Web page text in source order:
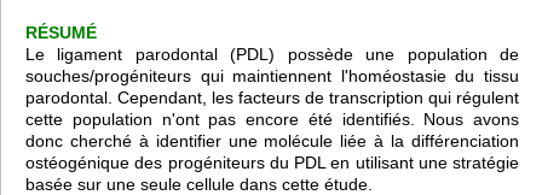
RÉSUMÉ
Le ligament parodontal (PDL) possède une population de
souches/progéniteurs qui maintiennent l'homéostasie du tissu
parodontal. Cependant, les facteurs de transcription qui régulent
cette population n'ont pas encore été identifiés. Nous avons
donc cherché à identifier une molécule liée à la différenciation
ostéogénique des progéniteurs du PDL en utilisant une stratégie
basée sur une seule cellule dans cette étude.